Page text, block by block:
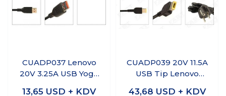
CUADP037 Lenovo
20V 3.25A USB Yoga
13,65 USD + KDV
CUADP039 20V 11.5A
USB Tip Lenovo
43,68 USD + KDV